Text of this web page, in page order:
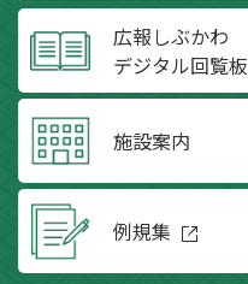
広報しぶかわ
デジタル回覧板
施設案内
例規集